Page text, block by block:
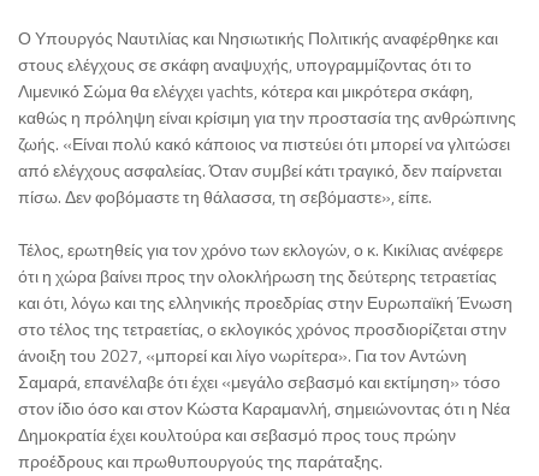
Ο Υπουργός Ναυτιλίας και Νησιωτικής Πολιτικής αναφέρθηκε και
στους ελέγχους σε σκάφη αναψυχής, υπογραμμίζοντας ότι το
Λιμενικό Σώμα θα ελέγχει yachts, κότερα και μικρότερα σκάφη,
καθώς η πρόληψη είναι κρίσιμη για την προστασία της ανθρώπινης
ζωής. «Είναι πολύ κακό κάποιος να πιστεύει ότι μπορεί να γλιτώσει
από ελέγχους ασφαλείας. Όταν συμβεί κάτι τραγικό, δεν παίρνεται
πίσω. Δεν φοβόμαστε τη θάλασσα, τη σεβόμαστε», είπε.
Τέλος, ερωτηθείς για τον χρόνο των εκλογών, ο κ. Κικίλιας ανέφερε
ότι η χώρα βαίνει προς την ολοκλήρωση της δεύτερης τετραετίας
και ότι, λόγω και της ελληνικής προεδρίας στην Ευρωπαϊκή Ένωση
στο τέλος της τετραετίας, ο εκλογικός χρόνος προσδιορίζεται στην
άνοιξη του 2027, «μπορεί και λίγο νωρίτερα». Για τον Αντώνη
Σαμαρά, επανέλαβε ότι έχει «μεγάλο σεβασμό και εκτίμηση» τόσο
στον ίδιο όσο και στον Κώστα Καραμανλή, σημειώνοντας ότι η Νέα
Δημοκρατία έχει κουλτούρα και σεβασμό προς τους πρώην
προέδρους και πρωθυπουργούς της παράταξης.